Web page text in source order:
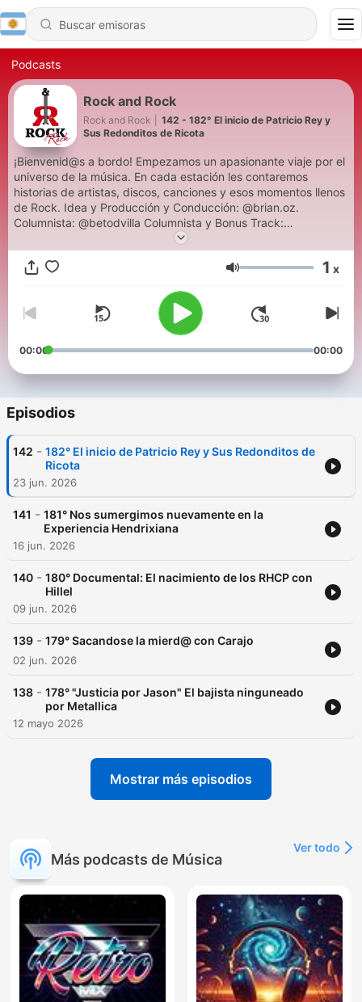
Podcasts
Rock and Rock
Rock and Rock
142 - 182° El inicio de Patricio Rey y
Sus Redonditos de Ricota
¡Bienvenid@s a bordo! Empezamos un apasionante viaje por el
universo de la música. En cada estación les contaremos
historias de artistas, discos, canciones y esos momentos llenos
de Rock. Idea y Producción y Conducción: @brian.oz.
Columnista: @betodvilla Columnista y Bonus Track:
@nenulilian. ¡Que sea @RocknRockRadio!
Volumen 1 x
00:00 00:00
Episodios
142 - 182° El inicio de Patricio Rey y Sus Redonditos de
Ricota
23 jun. 2026
141 - 181° Nos sumergimos nuevamente en la
Experiencia Hendrixiana
16 jun. 2026
140 - 180° Documental: El nacimiento de los RHCP con
Hillel
09 jun. 2026
139 - 179° Sacandose la mierd@ con Carajo
02 jun. 2026
138 - 178° "Justicia por Jason" El bajista ninguneado
por Metallica
12 mayo 2026
Mostrar más episodios
Más podcasts de Música
Ver todo